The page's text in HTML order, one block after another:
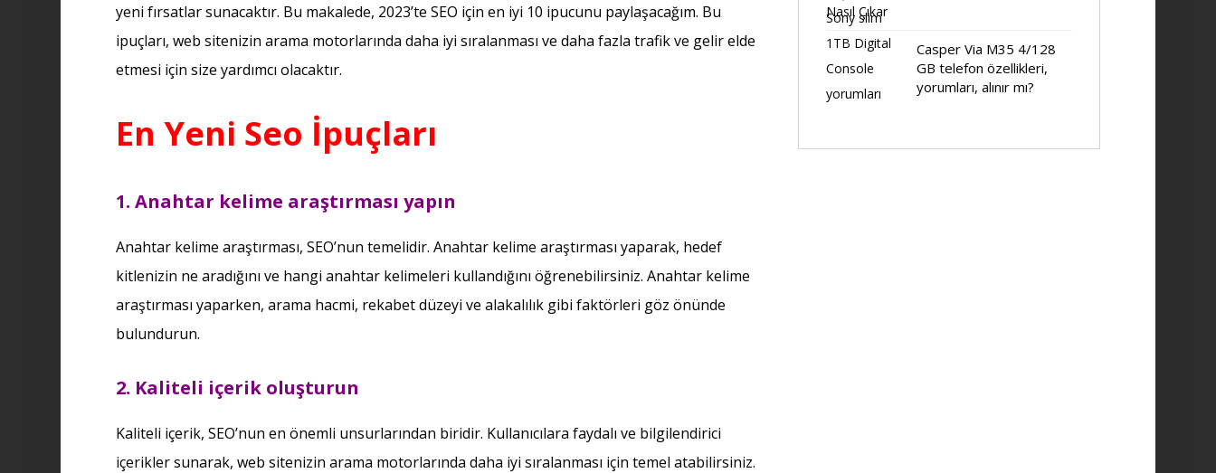
yeni fırsatlar sunacaktır. Bu makalede, 2023’te SEO için en iyi 10 ipucunu paylaşacağım. Bu
ipuçları, web sitenizin arama motorlarında daha iyi sıralanması ve daha fazla trafik ve gelir elde
etmesi için size yardımcı olacaktır.
En Yeni Seo İpuçları
1. Anahtar kelime araştırması yapın
Anahtar kelime araştırması, SEO’nun temelidir. Anahtar kelime araştırması yaparak, hedef
kitlenizin ne aradığını ve hangi anahtar kelimeleri kullandığını öğrenebilirsiniz. Anahtar kelime
araştırması yaparken, arama hacmi, rekabet düzeyi ve alakalılık gibi faktörleri göz önünde
bulundurun.
2. Kaliteli içerik oluşturun
Kaliteli içerik, SEO’nun en önemli unsurlarından biridir. Kullanıcılara faydalı ve bilgilendirici
içerikler sunarak, web sitenizin arama motorlarında daha iyi sıralanması için temel atabilirsiniz.
Casper Via M35 4/128
GB telefon özellikleri,
yorumları, alınır mı?